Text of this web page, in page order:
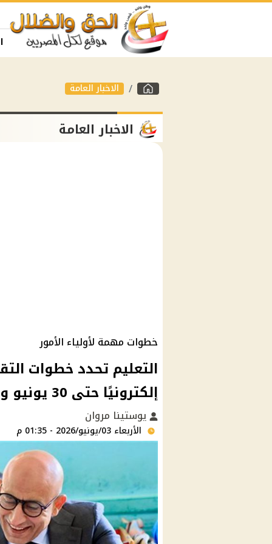
الاخبار العامة
الاخبار العامة
خطوات مهمة لأولياء الأمور
إلكترونيًا حتى 30 يونيو وشروط السن والقبول
يوستينا مروان
الأربعاء 03/يونيو/2026 - 01:35 م